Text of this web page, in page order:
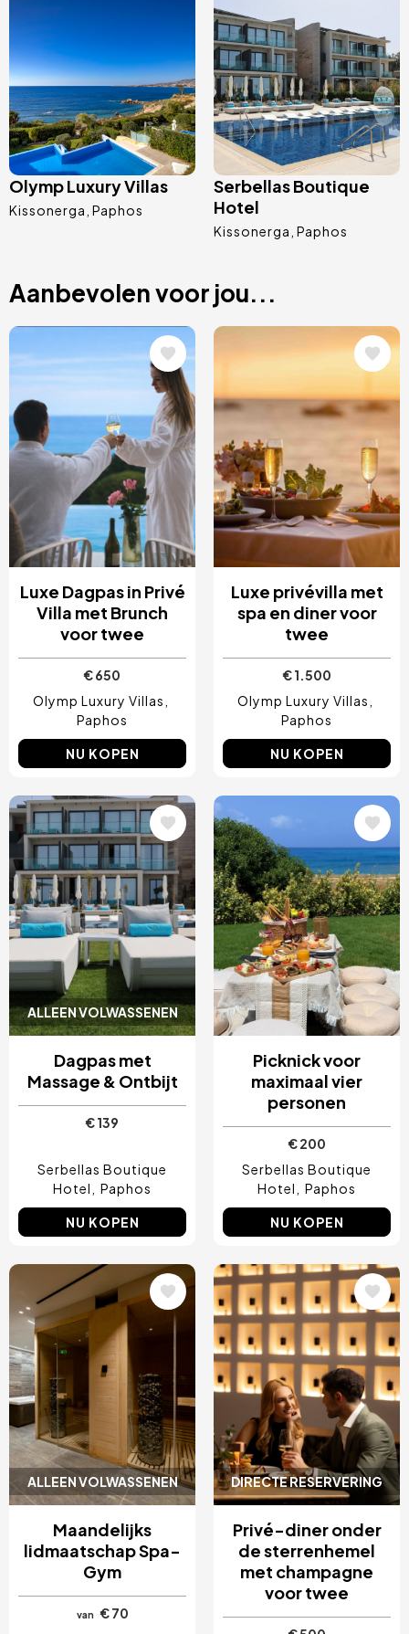
Afbeelding
Olymp Luxury Villas
Kissonerga Paphos
Afbeelding
Serbellas Boutique
Hotel
Kissonerga Paphos
Aanbevolen voor jou...
Afbeelding
Luxe Dagpas in Privé
Villa met Brunch
voor twee
€ 650
Olymp Luxury Villas
Paphos
NU KOPEN
Afbeelding
Luxe privévilla met
spa en diner voor
twee
€ 1.500
Olymp Luxury Villas
Paphos
NU KOPEN
ALLEEN VOLWASSENEN
Afbeelding
Dagpas met
Massage & Ontbijt
€ 139
Serbellas Boutique
Hotel
Paphos
NU KOPEN
Afbeelding
Picknick voor
maximaal vier
personen
€ 200
Serbellas Boutique
Hotel
Paphos
NU KOPEN
ALLEEN VOLWASSENEN
Afbeelding
Maandelijks
lidmaatschap Spa-
Gym
van € 70
DIRECTE RESERVERING
Afbeelding
Privé-diner onder
de sterrenhemel
met champagne
voor twee